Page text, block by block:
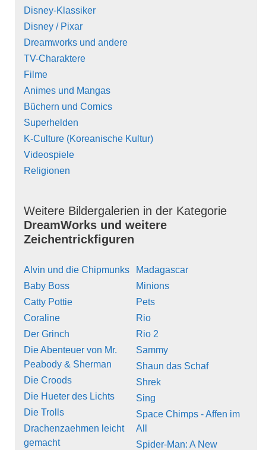
Disney-Klassiker
Disney / Pixar
Dreamworks und andere
TV-Charaktere
Filme
Animes und Mangas
Büchern und Comics
Superhelden
K-Culture (Koreanische Kultur)
Videospiele
Religionen
Weitere Bildergalerien in der Kategorie
DreamWorks und weitere
Zeichentrickfiguren
Alvin und die Chipmunks
Baby Boss
Catty Pottie
Coraline
Der Grinch
Die Abenteuer von Mr.
Peabody & Sherman
Die Croods
Die Hueter des Lichts
Die Trolls
Drachenzaehmen leicht
gemacht
Madagascar
Minions
Pets
Rio
Rio 2
Sammy
Shaun das Schaf
Shrek
Sing
Space Chimps - Affen im
All
Spider-Man: A New